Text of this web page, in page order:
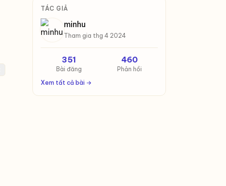
TÁC GIẢ
minhu
Tham gia thg 4 2024
351
Bài đăng
460
Phản hồi
Xem tất cả bài →